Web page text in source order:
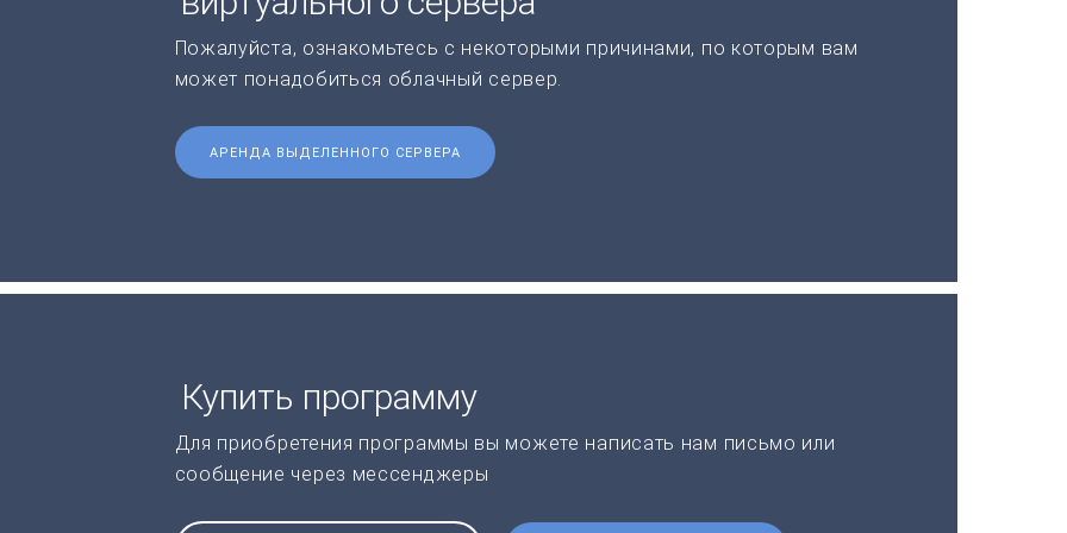
Пожалуйста, ознакомьтесь с некоторыми причинами, по которым вам
может понадобиться облачный сервер.
АРЕНДА ВЫДЕЛЕННОГО СЕРВЕРА
Купить программу
Для приобретения программы вы можете написать нам письмо или
сообщение через мессенджеры